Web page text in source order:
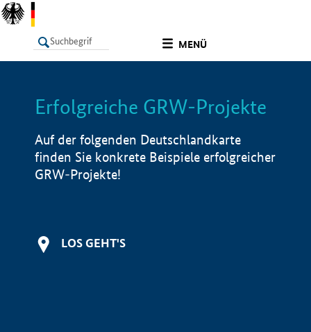
MENÜ
LISTE Info
Erfolgreiche GRW-Projekte
Auf der folgenden Deutschlandkarte
finden Sie konkrete Beispiele erfolgreicher
GRW-Projekte!
LOS GEHT'S